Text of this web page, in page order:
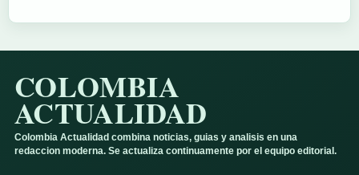
COLOMBIA
ACTUALIDAD
Colombia Actualidad combina noticias, guias y analisis en una
redaccion moderna. Se actualiza continuamente por el equipo editorial.